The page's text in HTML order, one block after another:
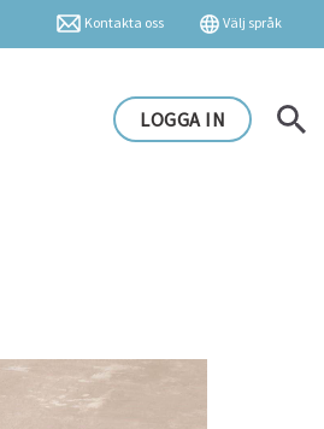
Välj språk
Kontakta oss
LOGGA IN